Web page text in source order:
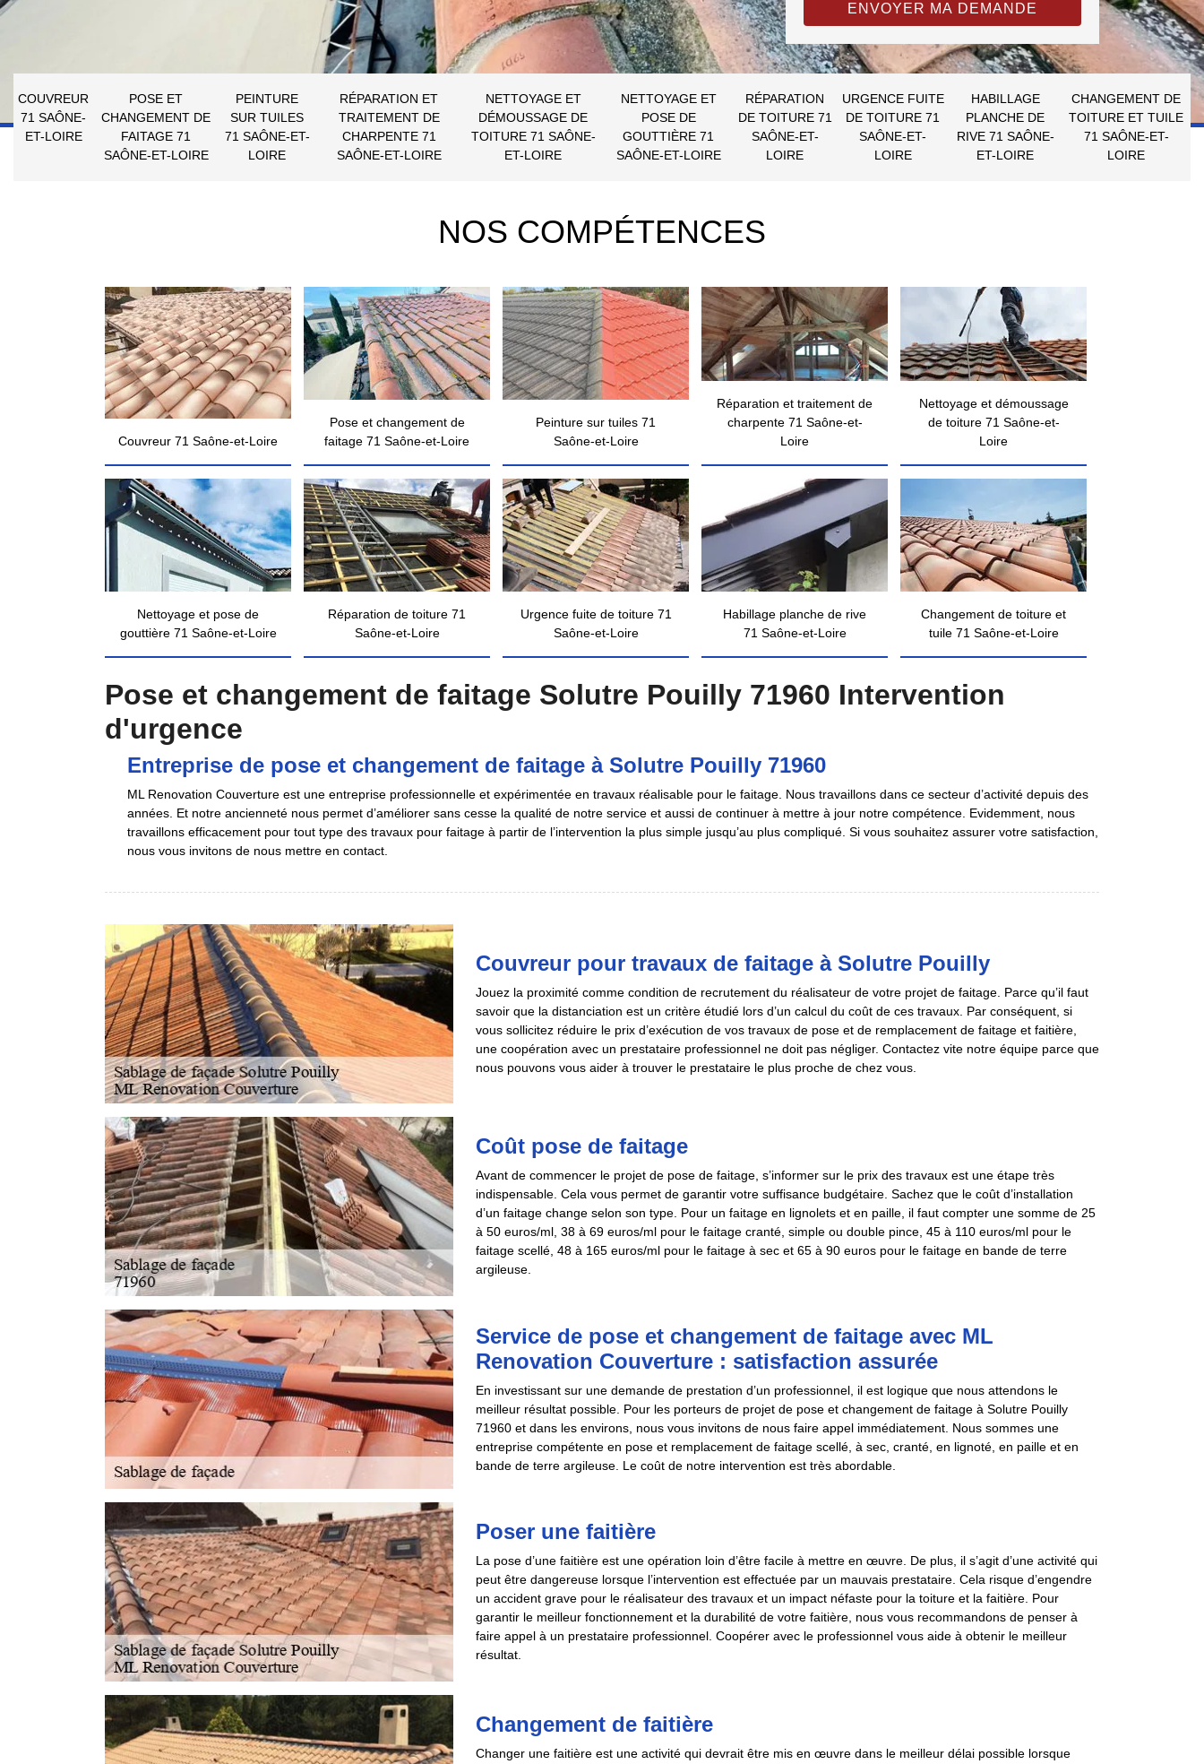
COUVREUR
71 SAÔNE-
ET-LOIRE
POSE ET
CHANGEMENT DE
FAITAGE 71
SAÔNE-ET-LOIRE
PEINTURE
SUR TUILES
71 SAÔNE-ET-
LOIRE
RÉPARATION ET
TRAITEMENT DE
CHARPENTE 71
SAÔNE-ET-LOIRE
NETTOYAGE ET
DÉMOUSSAGE DE
TOITURE 71 SAÔNE-
ET-LOIRE
NETTOYAGE ET
POSE DE
GOUTTIÈRE 71
SAÔNE-ET-LOIRE
RÉPARATION
DE TOITURE 71
SAÔNE-ET-
LOIRE
URGENCE FUITE
DE TOITURE 71
SAÔNE-ET-
LOIRE
HABILLAGE
PLANCHE DE
RIVE 71 SAÔNE-
ET-LOIRE
CHANGEMENT DE
TOITURE ET TUILE
71 SAÔNE-ET-
LOIRE
NOS COMPÉTENCES
Couvreur 71 Saône-et-Loire
Pose et changement de
faitage 71 Saône-et-Loire
Peinture sur tuiles 71
Saône-et-Loire
Réparation et traitement de
charpente 71 Saône-et-
Loire
Nettoyage et démoussage
de toiture 71 Saône-et-
Loire
Nettoyage et pose de
gouttière 71 Saône-et-Loire
Réparation de toiture 71
Saône-et-Loire
Urgence fuite de toiture 71
Saône-et-Loire
Habillage planche de rive
71 Saône-et-Loire
Changement de toiture et
tuile 71 Saône-et-Loire
Pose et changement de faitage Solutre Pouilly 71960 Intervention
d'urgence
Entreprise de pose et changement de faitage à Solutre Pouilly 71960
ML Renovation Couverture est une entreprise professionnelle et expérimentée en travaux réalisable pour le faitage. Nous travaillons dans ce secteur d’activité depuis des
années. Et notre ancienneté nous permet d’améliorer sans cesse la qualité de notre service et aussi de continuer à mettre à jour notre compétence. Evidemment, nous
travaillons efficacement pour tout type des travaux pour faitage à partir de l’intervention la plus simple jusqu’au plus compliqué. Si vous souhaitez assurer votre satisfaction,
nous vous invitons de nous mettre en contact.
Couvreur pour travaux de faitage à Solutre Pouilly
Jouez la proximité comme condition de recrutement du réalisateur de votre projet de faitage. Parce qu’il faut
savoir que la distanciation est un critère étudié lors d’un calcul du coût de ces travaux. Par conséquent, si
vous sollicitez réduire le prix d’exécution de vos travaux de pose et de remplacement de faitage et faitière,
une coopération avec un prestataire professionnel ne doit pas négliger. Contactez vite notre équipe parce que
nous pouvons vous aider à trouver le prestataire le plus proche de chez vous.
Coût pose de faitage
Avant de commencer le projet de pose de faitage, s’informer sur le prix des travaux est une étape très
indispensable. Cela vous permet de garantir votre suffisance budgétaire. Sachez que le coût d’installation
d’un faitage change selon son type. Pour un faitage en lignolets et en paille, il faut compter une somme de 25
à 50 euros/ml, 38 à 69 euros/ml pour le faitage cranté, simple ou double pince, 45 à 110 euros/ml pour le
faitage scellé, 48 à 165 euros/ml pour le faitage à sec et 65 à 90 euros pour le faitage en bande de terre
argileuse.
Service de pose et changement de faitage avec ML
Renovation Couverture : satisfaction assurée
En investissant sur une demande de prestation d’un professionnel, il est logique que nous attendons le
meilleur résultat possible. Pour les porteurs de projet de pose et changement de faitage à Solutre Pouilly
71960 et dans les environs, nous vous invitons de nous faire appel immédiatement. Nous sommes une
entreprise compétente en pose et remplacement de faitage scellé, à sec, cranté, en lignoté, en paille et en
bande de terre argileuse. Le coût de notre intervention est très abordable.
Poser une faitière
La pose d’une faitière est une opération loin d’être facile à mettre en œuvre. De plus, il s’agit d’une activité qui
peut être dangereuse lorsque l’intervention est effectuée par un mauvais prestataire. Cela risque d’engendre
un accident grave pour le réalisateur des travaux et un impact néfaste pour la toiture et la faitière. Pour
garantir le meilleur fonctionnement et la durabilité de votre faitière, nous vous recommandons de penser à
faire appel à un prestataire professionnel. Coopérer avec le professionnel vous aide à obtenir le meilleur
résultat.
Changement de faitière
Changer une faitière est une activité qui devrait être mis en œuvre dans le meilleur délai possible lorsque